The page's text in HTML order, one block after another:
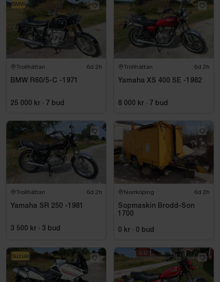
Trollhättan 6d 2h
BMW R60/5-C -1971
25 000 kr · 7 bud
BMW
Trollhättan 6d 2h
Yamaha XS 400 SE -1982
8 000 kr · 7 bud
Trollhättan 6d 2h
Yamaha SR 250 -1981
3 500 kr · 3 bud
Norrköping 6d 2h
Sopmaskin Brodd-Son
1700
0 kr · 0 bud
Suzuki